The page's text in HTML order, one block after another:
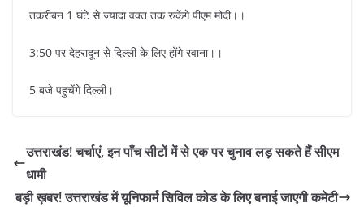
तकरीबन 1 घंटे से ज्यादा वक्त तक रुकेंगे पीएम मोदी।।
3:50 पर देहरादून से दिल्ली के लिए होंगे रवाना।।
5 बजे पहुचेंगे दिल्ली।
उत्तराखंड! चर्चाएं, इन पाँच सीटों में से एक पर चुनाव लड़ सकते हैं सीएम
धामी
बड़ी ख़बर! उत्तराखंड में यूनिफार्म सिविल कोड के लिए बनाई जाएगी कमेटी